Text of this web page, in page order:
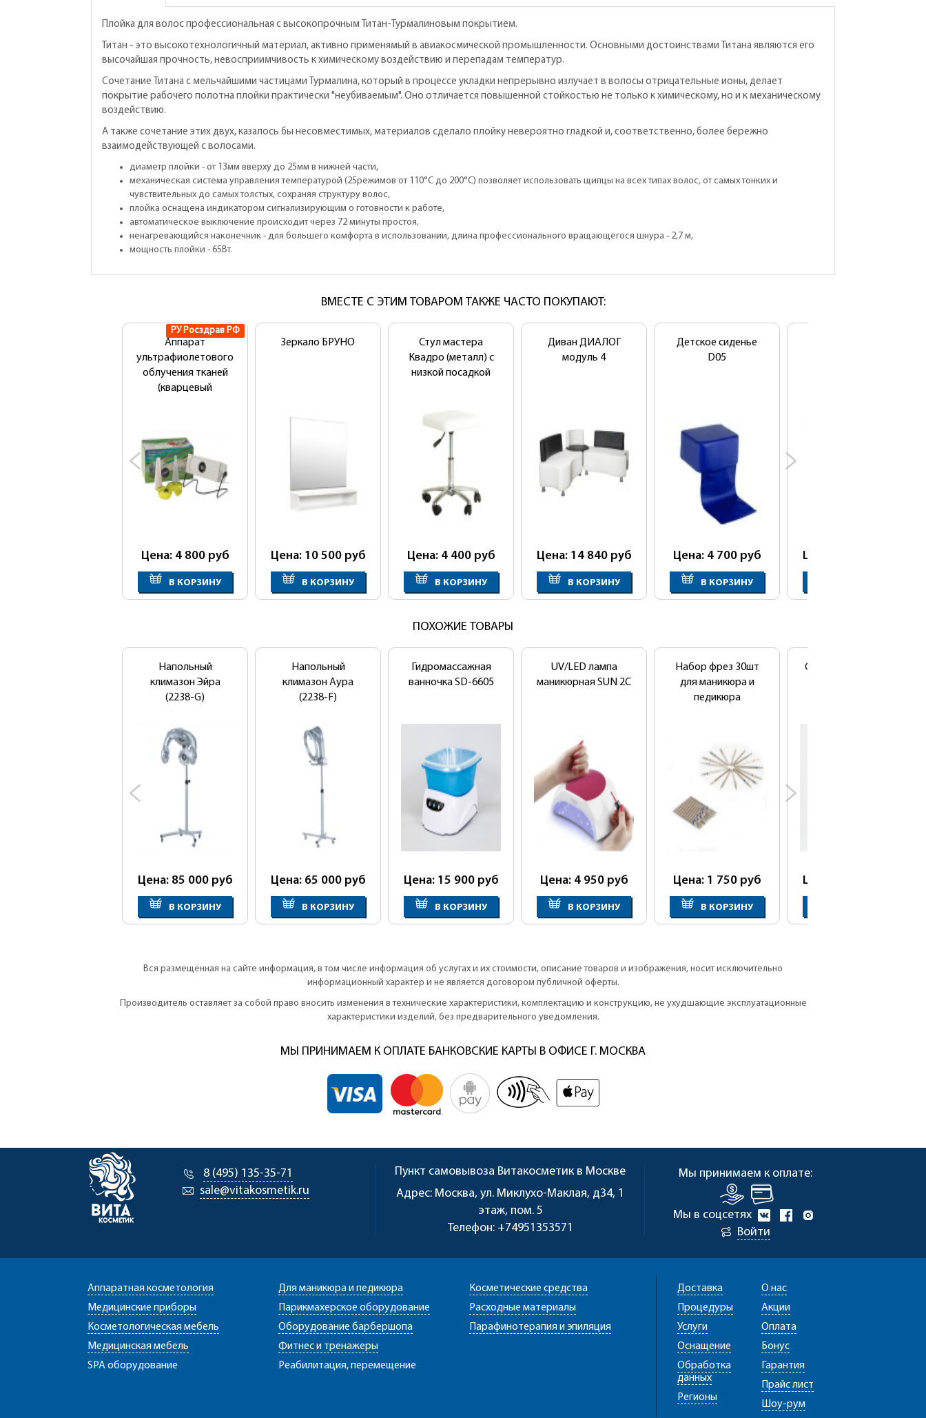
Плойка для волос профессиональная с высокопрочным Титан-Турмалиновым покрытием.
Титан - это высокотехнологичный материал, активно применямый в авиакосмической промышленности. Основными достоинствами Титана являются его
высочайшая прочность, невосприимчивость к химическому воздействию и перепадам температур.
Сочетание Титана с мельчайшими частицами Турмалина, который в процессе укладки непрерывно излучает в волосы отрицательные ионы, делает
покрытие рабочего полотна плойки практически "неубиваемым". Оно отличается повышенной стойкостью не только к химическому, но и к механическому
воздействию.
А также сочетание этих двух, казалось бы несовместимых, материалов сделало плойку невероятно гладкой и, соответственно, более бережно
взаимодействующей с волосами.
диаметр плойки - от 13мм вверху до 25мм в нижней части,
механическая система управления температурой (25режимов от 110°C до 200°C) позволяет использовать щипцы на всех типах волос, от самых тонких и
чувствительных до самых толстых, сохраняя структуру волос,
плойка оснащена индикатором сигнализирующим о готовности к работе,
автоматическое выключение происходит через 72 минуты простоя,
ненагревающийся наконечник - для большего комфорта в использовании, длина профессионального вращающегося шнура - 2,7 м,
мощность плойки - 65Вт.
ВМЕСТЕ С ЭТИМ ТОВАРОМ ТАКЖЕ ЧАСТО ПОКУПАЮТ:
РУ Росздрав РФ
Аппарат
ультрафиолетового
облучения тканей
(кварцевый
Цена: 4 800 руб
В КОРЗИНУ
Зеркало БРУНО
Цена: 10 500 руб
В КОРЗИНУ
Стул мастера
Квадро (металл) с
низкой посадкой
Цена: 4 400 руб
В КОРЗИНУ
Диван ДИАЛОГ
модуль 4
Цена: 14 840 руб
В КОРЗИНУ
Детское сиденье
D05
Цена: 4 700 руб
В КОРЗИНУ
Цена: 27 800
ПОХОЖИЕ ТОВАРЫ
Напольный
климазон Эйра
(2238-G)
Цена: 85 000 руб
В КОРЗИНУ
Напольный
климазон Аура
(2238-F)
Цена: 65 000 руб
В КОРЗИНУ
Гидромассажная
ванночка SD-6605
Цена: 15 900 руб
В КОРЗИНУ
UV/LED лампа
маникюрная SUN 2C
Цена: 4 950 руб
В КОРЗИНУ
Набор фрез 30шт
для маникюра и
педикюра
Цена: 1 750 руб
В КОРЗИНУ
Сушуар напольный
Цена: 20 800
Вся размещённая на сайте информация, в том числе информация об услугах и их стоимости, описание товаров и изображения, носит исключительно
информационный характер и не является договором публичной оферты.
Производитель оставляет за собой право вносить изменения в технические характеристики, комплектацию и конструкцию, не ухудшающие эксплуатационные
характеристики изделий, без предварительного уведомления.
МЫ ПРИНИМАЕМ К ОПЛАТЕ БАНКОВСКИЕ КАРТЫ В ОФИСЕ Г. МОСКВА
8 (495) 135-35-71
sale@vitakosmetik.ru
Пункт самовывоза Витакосметик в Москве
Адрес: Москва, ул. Миклухо-Маклая, д34, 1
этаж, пом. 5
Телефон: +74951353571
Мы принимаем к оплате:
Мы в соцсетях
Войти
Аппаратная косметология
Медицинские приборы
Косметологическая мебель
Медицинская мебель
SPA оборудование
Для маникюра и педикюра
Парикмахерское оборудование
Оборудование барбершопа
Фитнес и тренажеры
Реабилитация, перемещение
Косметические средства
Расходные материалы
Парафинотерапия и эпиляция
Доставка
Процедуры
Услуги
Оснащение
Обработка
данных
Регионы
О нас
Акции
Оплата
Бонус
Гарантия
Прайс лист
Шоу-рум